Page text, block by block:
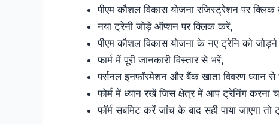
पीएम कौशल विकास योजना रजिस्ट्रेशन पर क्लिक
नया ट्रेनी जोड़े ऑप्शन पर क्लिक करें,
पीएम कौशल विकास योजना के नए ट्रेनि को जोड़ने
फार्म में पूरी जानकारी विस्तार से भरें,
पर्सनल इनफॉरमेशन और बैंक खाता विवरण ध्यान से
फोर्म में ध्यान रखें जिस क्षेत्र में आप ट्रेनिंग
फॉर्म सबमिट करें जांच के बाद सही पाया जाएगा तो